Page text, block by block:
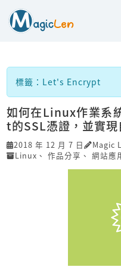
標籤：Let's Encrypt
如何在Linux作業系
t的SSL憑證，並實現
2018 年 12 月 7 日
Magic
Linux 、 作品分享 、 網站應